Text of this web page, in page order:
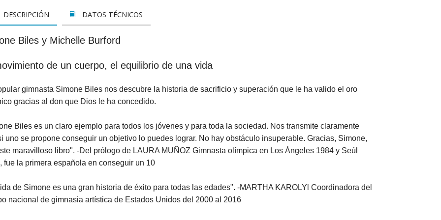
DOCUMENTALES
JUVENIL
SAN JOSEMARÍA
CATEQUESIS
PAPA FRANCISCO
VARIOS
INFANTIL Y JUVENIL
REZAR...
ESPIRITUALIDAD Y DOCTRINA
AÑO DE LA FE
INFANTIL
JUVENIL
SAN JOSEMARÍA
CATÓLICOS
SUSCRIPCION DIGITAL
DESCRIPCIÓN DATOS TÉCNICOS
Biles y Michelle Burford
de un cuerpo, el equilibrio de una vida
gimnasta Simone Biles nos descubre la historia de sacrificio y superación que le ha valido el oro
gracias al don que Dios le ha concedido.
Biles es un claro ejemplo para todos los jóvenes y para toda la sociedad. Nos transmite claramente
uno se propone conseguir un objetivo lo puedes lograr. No hay obstáculo insuperable. Gracias, Simone,
maravilloso libro". -Del prólogo de LAURA MUÑOZ Gimnasta olímpica en Los Ángeles 1984 y Seúl
fue la primera española en conseguir un 10
de Simone es una gran historia de éxito para todas las edades". -MARTHA KAROLYl Coordinadora del
nacional de gimnasia artística de Estados Unidos del 2000 al 2016